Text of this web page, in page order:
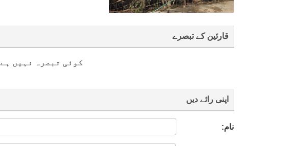
قارئین کے تبصرے
کوئی تبصرہ نہیں ہے
اپنی رائے دیں
نام: